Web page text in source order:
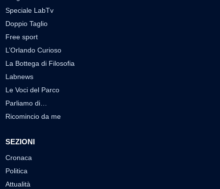
Speciale LabTv
Doppio Taglio
Free sport
L’Orlando Curioso
La Bottega di Filosofia
Labnews
Le Voci del Parco
Parliamo di…
Ricomincio da me
SEZIONI
Cronaca
Politica
Attualità